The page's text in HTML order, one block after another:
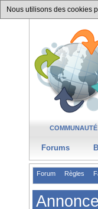
Nous utilisons des cookies
COMMUNAUTÉ
Forums
Forum Règles
Annonce